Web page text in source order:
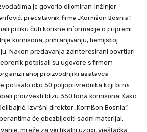
je govorio dilomirani inžinjer
predstavnik firme „Kornišon Bosnia“.
priliku čuti korisne informacije o pripremi
kornišona, prihranjivanju, hemijskoj
Nakon predavanja zainteresirani povrtlari
potpisali su ugovore s firmom
proizvodnji krasatavca
potisalo oko 50 poljoprivrednika koji bi na
proizvesti blizu 350 tona kornišona. Kako
izvršni direktor „Kornišon Bosnia“,
će obezbijediti sadni materijal,
mreže za vertikalni uzgoj, vještačka